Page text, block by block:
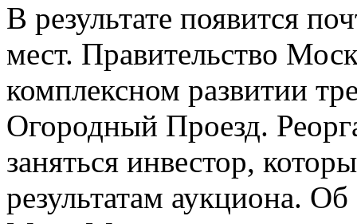
В результате появится
мест. Правительство
комплексном развитии
Огородный Проезд.
заняться инвестор,
результатам аукциона.